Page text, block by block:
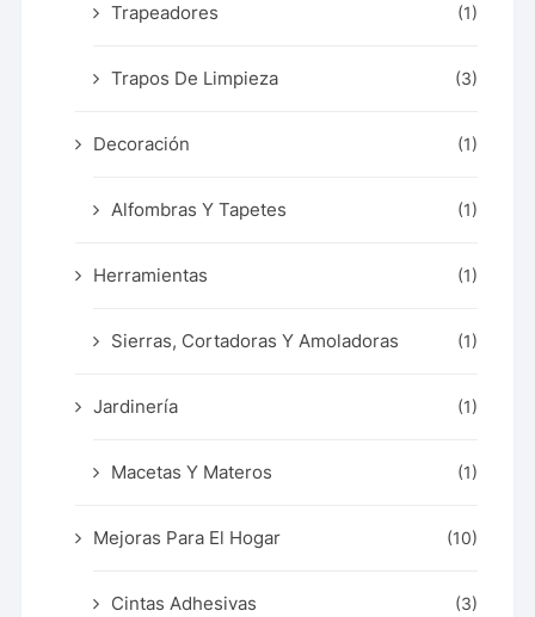
Trapeadores (1)
Trapos De Limpieza (3)
Decoración (1)
Alfombras Y Tapetes (1)
Herramientas (1)
Sierras, Cortadoras Y Amoladoras (1)
Jardinería (1)
Macetas Y Materos (1)
Mejoras Para El Hogar (10)
Cintas Adhesivas (3)